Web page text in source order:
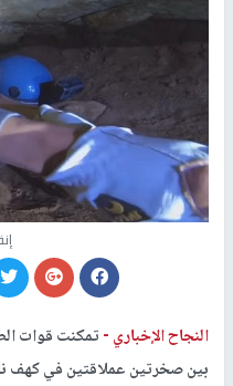
النجاح الإخباري -تمكنت قوات
بين صخرتين عملاقتين في كهف